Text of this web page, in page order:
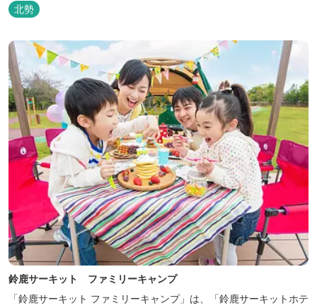
はじめ、ファミリーにおすすめのキッズ・ベビーにやさしいこだわ
りの詰まった「サーキット キッズルーム」「コチラファミリールー
ム」など様々なコンセプトルームをご用意しています。 また、お子
さま連れでも安心し...
北勢
鈴鹿サーキット ファミリーキャンプ
「鈴鹿サーキット ファミリーキャンプ」は、「鈴鹿サーキットホテ